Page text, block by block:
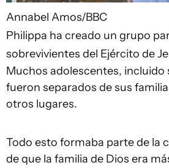
Annabel Amos/BBC
Philippa ha creado un grupo
sobrevivientes del Ejército de
Muchos adolescentes, incluido
fueron separados de sus
otros lugares.
Todo esto formaba parte de la
de que la familia de Dios era